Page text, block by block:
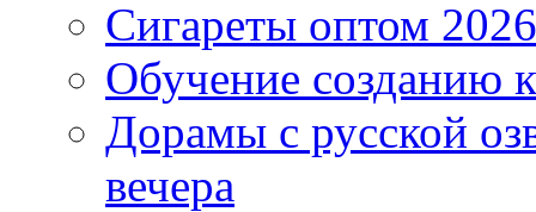
Сигареты оптом
Обучение созданию
Дорамы с русской
вечера